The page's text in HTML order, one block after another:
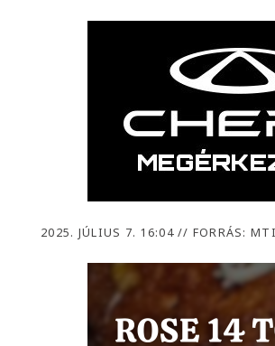
2025. JÚLIUS 7. 16:04// FORRÁS: MTI